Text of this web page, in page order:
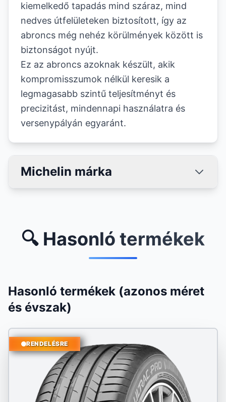
kiemelkedő tapadás mind száraz, mind
nedves útfelületeken biztosított, így az
abroncs még nehéz körülmények között is
biztonságot nyújt.
Ez az abroncs azoknak készült, akik
kompromisszumok nélkül keresik a
legmagasabb szintű teljesítményt és
precizitást, mindennapi használatra és
versenypályán egyaránt.
Michelin márka
🔍 Hasonló termékek
Hasonló termékek (azonos méret
és évszak)
RENDELÉSRE